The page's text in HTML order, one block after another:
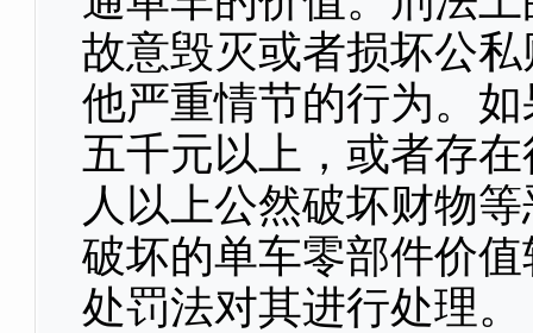
故意毁灭或者损坏公
他严重情节的行为。
五千元以上，或者存
人以上公然破坏财物
破坏的单车零部件价
处罚法对其进行处理。